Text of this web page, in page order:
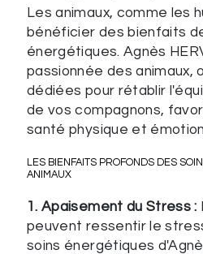
Les animaux, comme les
bénéficier des bienfaits
énergétiques. Agnès
passionnée des animaux,
dédiées pour rétablir
de vos compagnons,
santé physique et
LES BIENFAITS PROFONDS DES
ANIMAUX
1. Apaisement du Stress :
peuvent ressentir le
soins énergétiques